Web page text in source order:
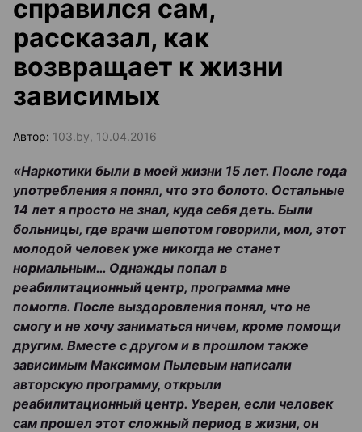
справился сам,
рассказал, как
возвращает к жизни
зависимых
Автор: 103.by, 10.04.2016
«Наркотики были в моей жизни 15 лет. После года
употребления я понял, что это болото. Остальные
14 лет я просто не знал, куда себя деть. Были
больницы, где врачи шепотом говорили, мол, этот
молодой человек уже никогда не станет
нормальным… Однажды попал в
реабилитационный центр, программа мне
помогла. После выздоровления понял, что не
смогу и не хочу заниматься ничем, кроме помощи
другим. Вместе с другом и в прошлом также
зависимым Максимом Пылевым написали
авторскую программу, открыли
реабилитационный центр. Уверен, если человек
сам прошел этот сложный период в жизни, он